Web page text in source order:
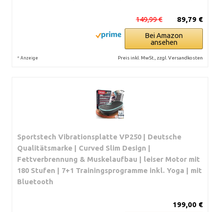
89,79 €
149,99 €
Bei Amazon
ansehen
* Anzeige Preis inkl. MwSt., zzgl. Versandkosten
Sportstech Vibrationsplatte VP250 | Deutsche
Qualitätsmarke | Curved Slim Design |
Fettverbrennung & Muskelaufbau | leiser Motor mit
180 Stufen | 7+1 Trainingsprogramme inkl. Yoga | mit
Bluetooth
199,00 €